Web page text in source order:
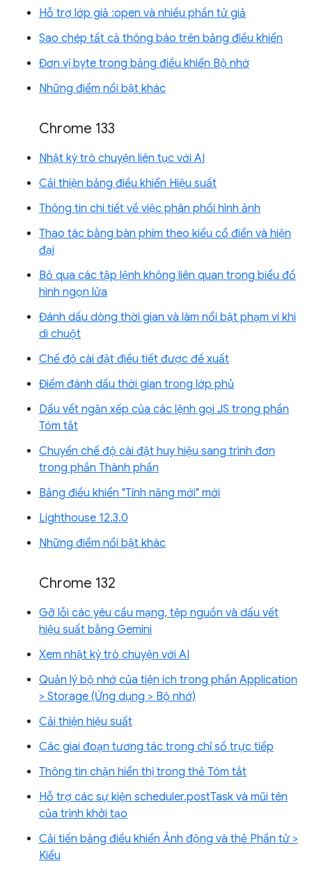
Hỗ trợ lớp giả :open và nhiều phần tử giả
Sao chép tất cả thông báo trên bảng điều khiển
Đơn vị byte trong bảng điều khiển Bộ nhớ
Những điểm nổi bật khác
Chrome 133
Nhật ký trò chuyện liên tục với AI
Cải thiện bảng điều khiển Hiệu suất
Thông tin chi tiết về việc phân phối hình ảnh
Thao tác bằng bàn phím theo kiểu cổ điển và hiện
đại
Bỏ qua các tập lệnh không liên quan trong biểu đồ
hình ngọn lửa
Đánh dấu dòng thời gian và làm nổi bật phạm vi khi
di chuột
Chế độ cài đặt điều tiết được đề xuất
Điểm đánh dấu thời gian trong lớp phủ
Dấu vết ngăn xếp của các lệnh gọi JS trong phần
Tóm tắt
Chuyển chế độ cài đặt huy hiệu sang trình đơn
trong phần Thành phần
Bảng điều khiển "Tính năng mới" mới
Lighthouse 12.3.0
Những điểm nổi bật khác
Chrome 132
Gỡ lỗi các yêu cầu mạng, tệp nguồn và dấu vết
hiệu suất bằng Gemini
Xem nhật ký trò chuyện với AI
Quản lý bộ nhớ của tiện ích trong phần Application
> Storage (Ứng dụng > Bộ nhớ)
Cải thiện hiệu suất
Các giai đoạn tương tác trong chỉ số trực tiếp
Thông tin chặn hiển thị trong thẻ Tóm tắt
Hỗ trợ các sự kiện scheduler.postTask và mũi tên
của trình khởi tạo
Cải tiến bảng điều khiển Ảnh động và thẻ Phần tử >
Kiểu